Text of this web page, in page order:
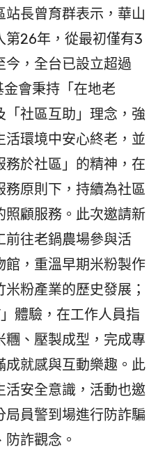
長曾育群表示，華山
第26年，從最初僅有3
今，全台已設立超過
會秉持「在地老
社區互助」理念，強
環境中安心終老，並
於社區」的精神，在
原則下，持續為社區
照顧服務。此次邀請新
前往老鍋農場參與活
館，重溫早期米粉製作
粉產業的歷史發展；
體驗，在工作人員指
糰、壓製成型，完成專
成就感與互動樂趣。此
活安全意識，活動也邀
員警到場進行防詐騙
詐觀念。